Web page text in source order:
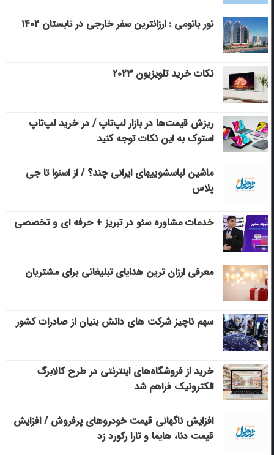
تور باتومی : ارزانترین سفر خارجی در تابستان ۱۴۰۲
نکات خرید تلویزیون ۲۰۲۳
ریزش قیمت‌ها در بازار لپ‌تاپ / در خرید لپ‌تاپ
استوک به این نکات توجه کنید
ماشین لباسشویی‎های ایرانی چند؟ / از اسنوا تا جی
پلاس
خدمات مشاوره سئو در تبریز + حرفه ای و تخصصی
معرفی ارزان ترین هدایای تبلیغاتی برای مشتریان
سهم ناچیز شرکت های دانش بنیان از صادرات کشور
خرید از فروشگاه‌های اینترنتی در طرح کالابرگ
الکترونیک فراهم شد
افزایش ناگهانی قیمت خودروهای پرفروش / افزایش
قیمت دنا، هایما و تارا رکورد زد